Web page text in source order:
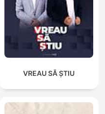
VREAU SĂ ȘTIU